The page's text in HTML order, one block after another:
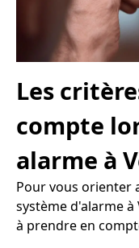
Les
compte
alarme à
Pour vous orienter
système d'alarme
à prendre en